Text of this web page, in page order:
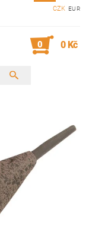
CZK EUR
0 0 Kč